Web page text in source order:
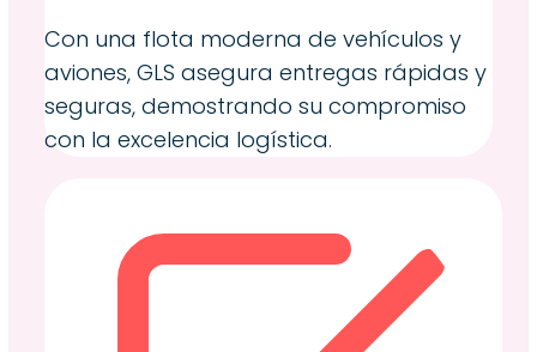
Con una flota moderna de vehículos y
aviones, GLS asegura entregas rápidas y
seguras, demostrando su compromiso
con la excelencia logística.